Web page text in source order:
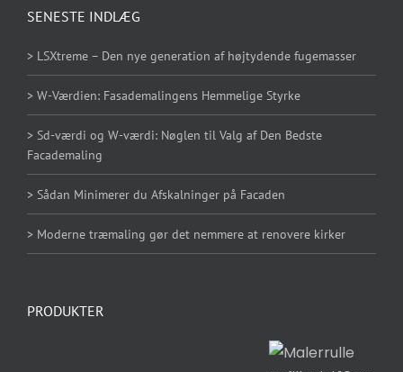
SENESTE INDLÆG
> LSXtreme – Den nye generation af højtydende fugemasser
> W-Værdien: Fasademalingens Hemmelige Styrke
> Sd-værdi og W-værdi: Nøglen til Valg af Den Bedste
Facademaling
> Sådan Minimerer du Afskalninger på Facaden
> Moderne træmaling gør det nemmere at renovere kirker
PRODUKTER